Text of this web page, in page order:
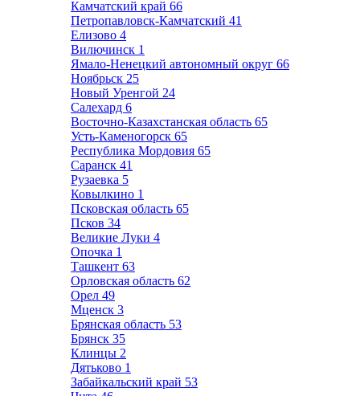
Камчатский край 66
Петропавловск-Камчатский 41
Елизово 4
Вилючинск 1
Ямало-Ненецкий автономный округ 66
Ноябрьск 25
Новый Уренгой 24
Салехард 6
Восточно-Казахстанская область 65
Усть-Каменогорск 65
Республика Мордовия 65
Саранск 41
Рузаевка 5
Ковылкино 1
Псковская область 65
Псков 34
Великие Луки 4
Опочка 1
Ташкент 63
Орловская область 62
Орел 49
Мценск 3
Брянская область 53
Брянск 35
Клинцы 2
Дятьково 1
Забайкальский край 53